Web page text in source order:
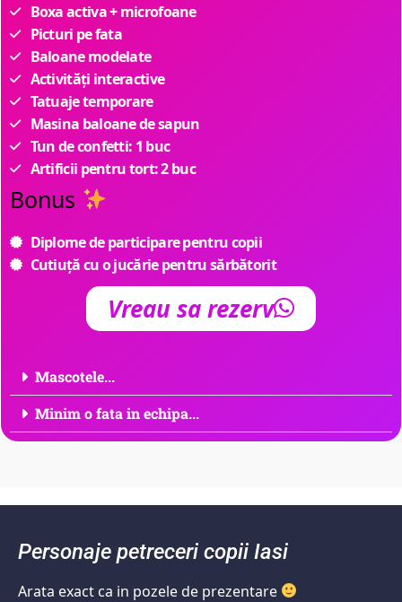
Boxa activa + microfoane
Picturi pe fata
Baloane modelate
Activități interactive
Tatuaje temporare
Masina baloane de sapun
Tun de confetti: 1 buc
Artificii pentru tort: 2 buc
Bonus
Diplome de participare pentru copii
Cutiuță cu o jucărie pentru sărbătorit
Vreau sa rezerv
Mascotele...
Minim o fata in echipa...
Personaje petreceri copii Iasi
Arata exact ca in pozele de prezentare